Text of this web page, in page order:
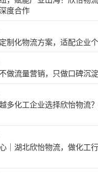
度合作
制化物流方案，适配企业
做流量营销，只做口碑沉淀
多化工企业选择欣怡物流
｜湖北欣怡物流，做化工